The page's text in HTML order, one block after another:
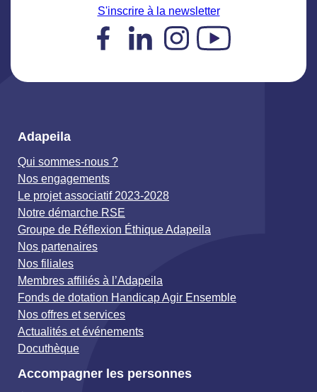
S'inscrire à la newsletter
Facebook
LinkedIn
Instagram
YouTube
Adapeila
Qui sommes-nous ?
Nos engagements
Le projet associatif 2023-2028
Notre démarche RSE
Groupe de Réflexion Éthique Adapeila
Nos partenaires
Nos filiales
Membres affiliés à l’Adapeila
Fonds de dotation Handicap Agir Ensemble
Nos offres et services
Actualités et événements
Docuthèque
Accompagner les personnes